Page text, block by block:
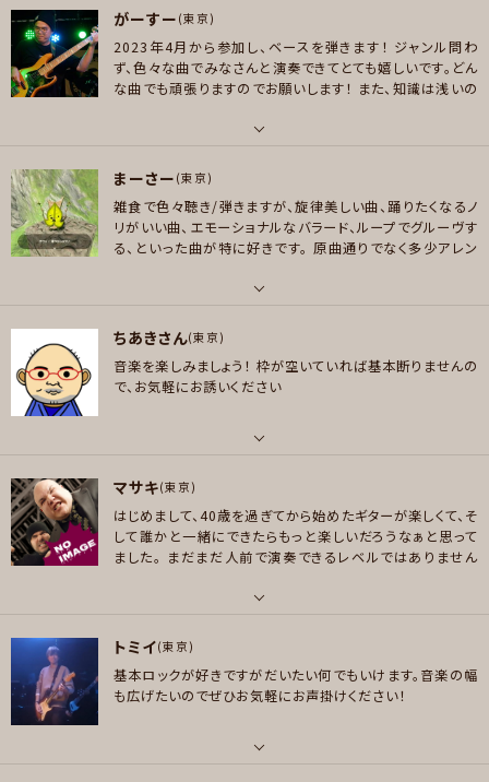
akamura Emi / Schroeder-Headz / Ovall / w.o.d. / Ryosuke Yama
da / 高橋優 / 阿部真央 / YUI など。 ギタリストだとtoddyとTKが好きで
す。
好きなジャンル
メッセージ
🙏🏻🙏🏻
ボーカル , ピアノ/キーボード , パーカッション
好きなアーティスト
【女性Vo】宇多田ヒカル、YUKI、JUDY AND MARY、東京事変、吉澤嘉代子、
y、あいみょん、aiko、MISIA 【男性Vo】スピッツ、ポルノグラフィティ、B'z、くる
BBA、Vulfpeck
好きなジャンル
ポップス , ロック , ファンク/ブルース , ジャズ/フュージョン , ボサノバ/ラテ
ン , クラシック
メッセージ
がーすー (東京)
2023年4月から参加し、ベースを弾きます！ ジャンル問わ
ず、色々な曲でみなさんと演奏できてとても嬉しいです。どん
な曲でも頑張りますのでお願いします！ また、知識は浅いの
や耳寄りの情報があればぜひお話できると嬉しいです。
er Z m265phoenix bomberbass
DOM C.S.Anthra 4st
ack XS BassK&R groove compBOSS BB-1XDarkgl
ass B3KAWAKE TUBE CLEAN BOOSTER
軽量のサブボ
ードを作りました！Zahnrad 4000preBECOS CompIQ
ベース
好きなアーティスト
L'Arc〜en〜Ciel、西川貴教、abs、the GazettE、janne da arc、ABC、LUN
ロック
プレイヤー参加予定
メッセージ
まーさー (東京)
雑食で色々聴き/弾きますが、旋律美しい曲、踊りたくなるノ
リがいい曲、エモーショナルなバラード、ループでグルーヴす
る、といった曲が特に好きです。 原曲通りでなく多少アレン
たので出番を模索中、、、
好きなアーティスト
Jamiroquai / Isley Brothers / D’Angelo / Linkin Park / Limp Bizkit
ポップス , ロック , ハードロック/ヘヴィメタル , ファンク/ブルース , ジャズ/
フュージョン , ソウル/R＆B , ボサノバ/ラテン , ゴスペル/アカペラ , ヒップ
ホップ/レゲエ , ハウス/テクノ
プレイヤー参加予定
ちあきさん(東京)
音楽を楽しみましょう！ 枠が空いていれば基本断りませんの
で、お気軽にお誘いください
ボーカル , ギター , ベース , ドラム
好きなアーティスト
Ozzy Osbourne , Culture Club , Nightwish , Floor Jansen , Ramm
Knot , L'Arc-en-Ciel , Skid row , Linkin park
好きなジャンル
ロック , ハードロック/ヘヴィメタル , スラッシュメタル/デスメタル
プレイヤー参加予定
マサキ(東京)
はじめまして、40歳を過ぎてから始めたギターが楽しくて、そ
して誰かと一緒にできたらもっと楽しいだろうなぁと思って
ました。 まだまだ人前で演奏できるレベルではありません
ボーカル , ギター , ドラム
好きなアーティスト
VAMPS L'Arc-en-Ciel Hyde THE YELLOW MONKEY YOSHII LOVINSO
トミイ(東京)
基本ロックが好きですがだいたい何でもいけます。音楽の幅
も広げたいのでぜひお気軽にお声掛けください！